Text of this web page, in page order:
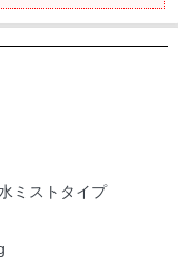
ミストタイプ